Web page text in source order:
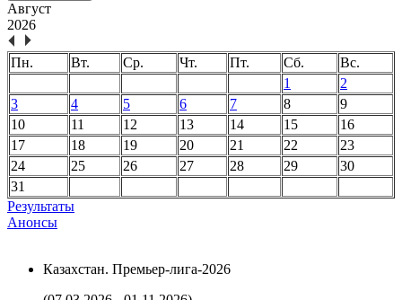
Август
2026
Пн. Вт. Ср. Чт. Пт. Сб.
Вс.
1
2
3
4 5 6 7 8
9
10
11 12 13 14 15
16
17
18 19 20 21 22
23
24
25 26 27 28 29
30
31
Результаты
Анонсы
Казахстан. Премьер-лига-2026